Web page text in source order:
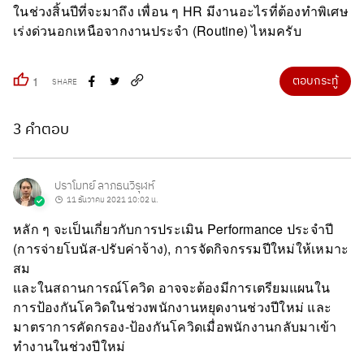
ในช่วงสิ้นปีที่จะมาถึง เพื่อน ๆ HR มีงานอะไรที่ต้องทำพิเศษ
เร่งด่วนอกเหนือจากงานประจำ (Routine) ไหมครับ
1 SHARE ตอบกระทู้
3 คำตอบ
ปราโมทย์ ลาภธนวิรุฬห์
11 ธันวาคม 2021 10:02 น.
หลัก ๆ จะเป็นเกี่ยวกับการประเมิน Performance ประจำปี
(การจ่ายโบนัส-ปรับค่าจ้าง), การจัดกิจกรรมปีใหม่ให้เหมาะ
สม
และในสถานการณ์โควิด อาจจะต้องมีการเตรียมแผนใน
การป้องกันโควิดในช่วงพนักงานหยุดงานช่วงปีใหม่ และ
มาตราการคัดกรอง-ป้องกันโควิดเมื่อพนักงานกลับมาเข้า
ทำงานในช่วงปีใหม่